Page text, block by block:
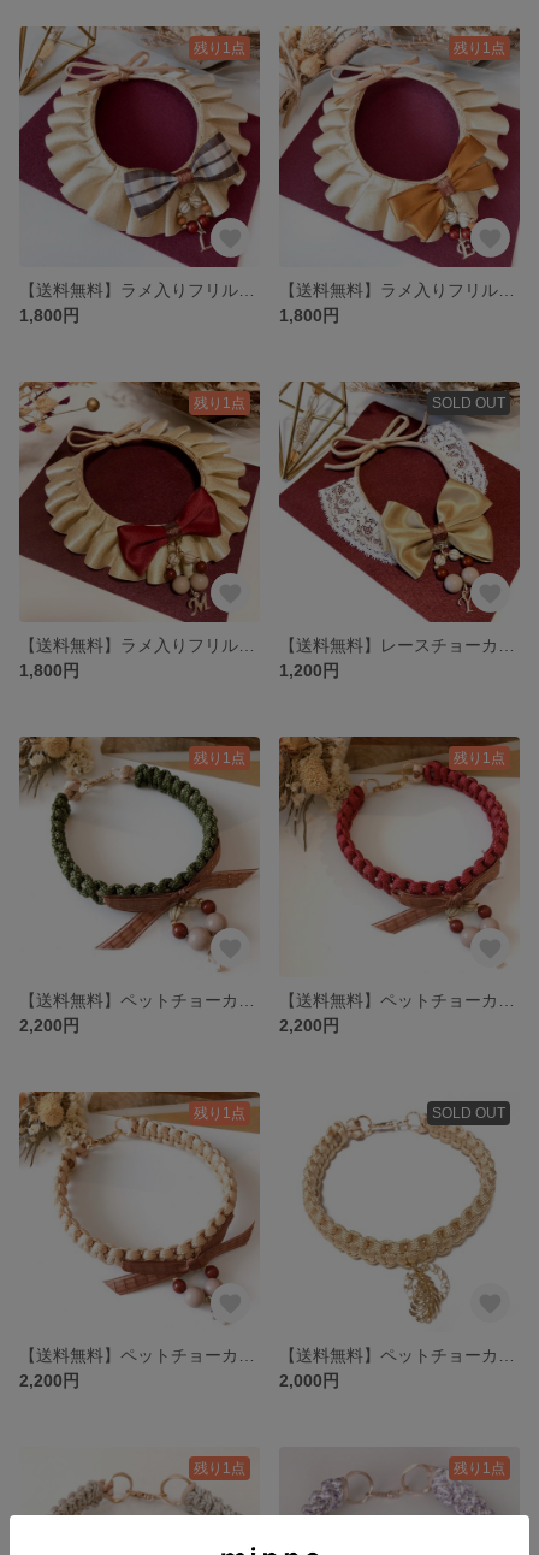
残り1点
1,800円
残り1点
1,800円
残り1点
1,800円
SOLD OUT
1,200円
残り1点
2,200円
残り1点
2,200円
残り1点
2,200円
SOLD OUT
2,000円
残り1点 残り1点